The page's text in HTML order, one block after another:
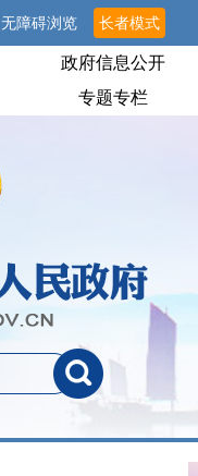
无障碍浏览 长者模式
政府信息公开
专题专栏